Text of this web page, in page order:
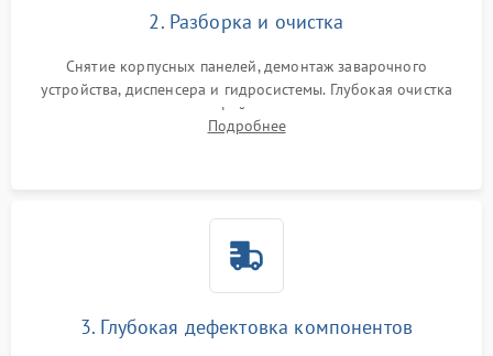
2. Разборка и очистка
Снятие корпусных панелей, демонтаж заварочного
устройства, диспенсера и гидросистемы. Глубокая очистка
внутренних узлов от кофейных масел, жмыха и накипи.
Промывка дренажных каналов и фильтров с использованием
Подробнее
3. Глубокая дефектовка компонентов